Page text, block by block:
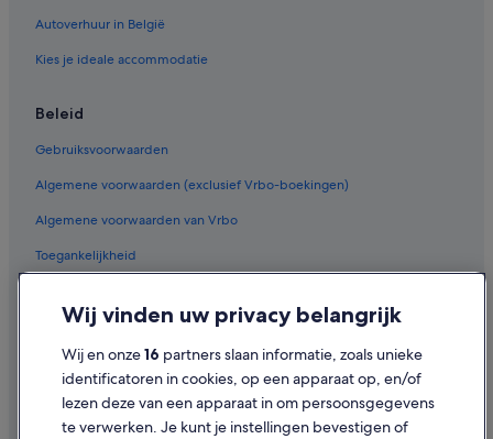
Autoverhuur in België
Kies je ideale accommodatie
Beleid
Gebruiksvoorwaarden
Algemene voorwaarden (exclusief Vrbo-boekingen)
Algemene voorwaarden van Vrbo
Toegankelijkheid
Cookies
Juridische informatie/Contact
Inhoudsrichtlijnen en inhoud rapporteren
Wij vinden uw privacy belangrijk
Wij en onze16 partners slaan informatie, zoals unieke
identificatoren in cookies, op een apparaat op, en/of
lezen deze van een apparaat in om persoonsgegevens
te verwerken. Je kunt je instellingen bevestigen of